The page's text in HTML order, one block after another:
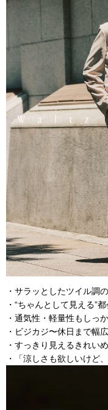
・サラッとしたツイル調
・“ちゃんとして見える”
・通気性・軽量性もしっ
・ビジカジ〜休日まで幅
・すっきり見えるきれい
・「涼しさも欲しいけど